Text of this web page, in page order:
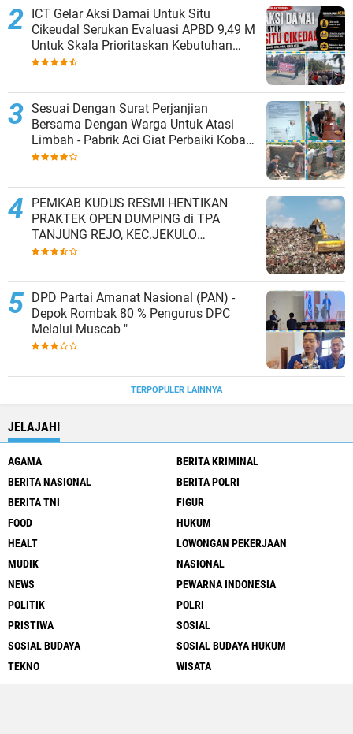
ICT Gelar Aksi Damai Untuk Situ
Cikeudal Serukan Evaluasi APBD 9,49 M
Untuk Skala Prioritaskan Kebutuhan
Dasar Masyarakat Belum Saat nya
Sesuai Dengan Surat Perjanjian
Bersama Dengan Warga Untuk Atasi
Limbah - Pabrik Aci Giat Perbaiki Kobak
Penampungan Air
PEMKAB KUDUS RESMI HENTIKAN
PRAKTEK OPEN DUMPING di TPA
TANJUNG REJO, KEC.JEKULO
KAB.KUDUS,BERLAKUKAN SISTEM
DPD Partai Amanat Nasional (PAN) -
Depok Rombak 80 % Pengurus DPC
Melalui Muscab "
TERPOPULER LAINNYA
JELAJAHI
AGAMA
BERITA KRIMINAL
BERITA NASIONAL
BERITA POLRI
BERITA TNI
FIGUR
FOOD
HUKUM
HEALT
LOWONGAN PEKERJAAN
MUDIK
NASIONAL
NEWS
PEWARNA INDONESIA
POLITIK
POLRI
PRISTIWA
SOSIAL
SOSIAL BUDAYA
SOSIAL BUDAYA HUKUM
TEKNO
WISATA